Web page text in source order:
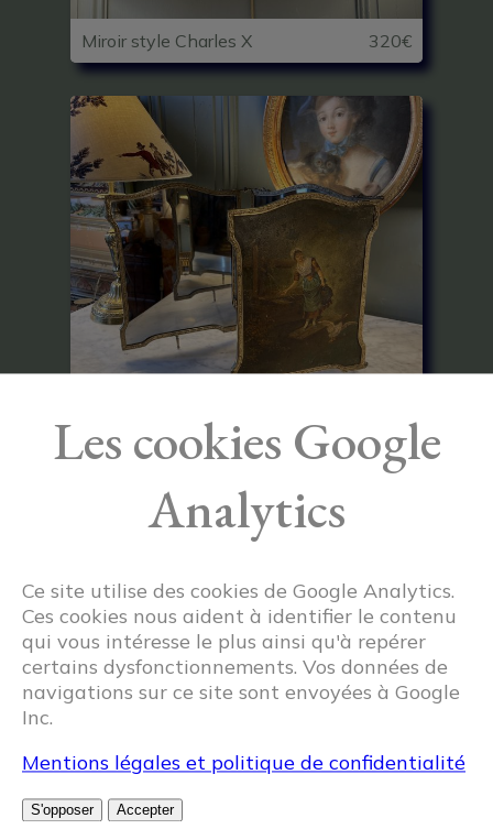
Miroir style Charles X 320€
Scène De Genre
320€
Les cookies Google
Analytics
Ce site utilise des cookies de Google Analytics.
Ces cookies nous aident à identifier le contenu
qui vous intéresse le plus ainsi qu'à repérer
certains dysfonctionnements. Vos données de
navigations sur ce site sont envoyées à Google
Inc.
Mentions légales et politique de confidentialité
S'opposer Accepter